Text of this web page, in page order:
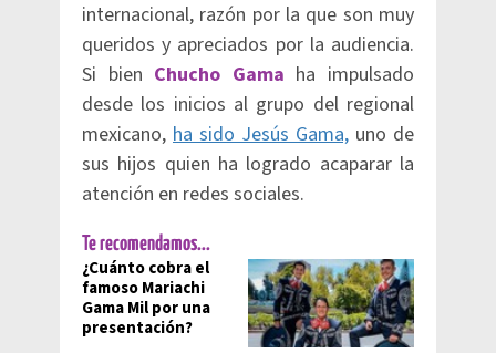
internacional, razón por la que son muy
queridos y apreciados por la audiencia.
Si bien Chucho Gama ha impulsado
desde los inicios al grupo del regional
mexicano, ha sido Jesús Gama, uno de
sus hijos quien ha logrado acaparar la
atención en redes sociales.
Te recomendamos...
¿Cuánto cobra el
famoso Mariachi
Gama Mil por una
presentación?